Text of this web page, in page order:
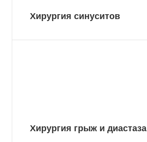
Хирургия синуситов
Хирургия грыж и диастаза